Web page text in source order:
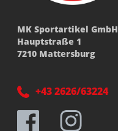
MK Sportartikel GmbH
Hauptstraße 1
7210 Mattersburg
+43 2626/63224